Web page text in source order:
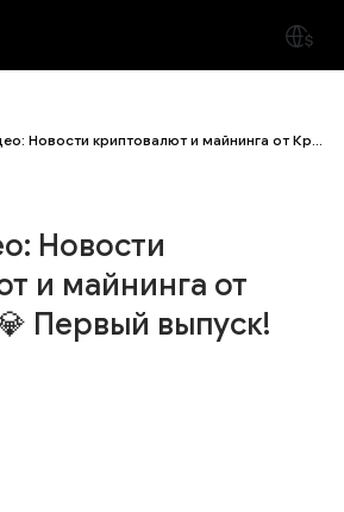
Новое видео: Новости криптовалют и майнинга от Криптекса 💎 Первый выпуск!
Новости
и майнинга от
Первый выпуск!